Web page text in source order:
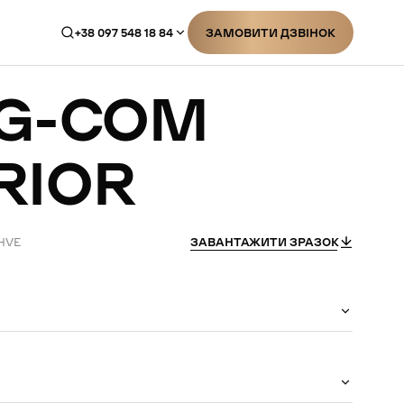
+38 097 548 18 84 ЗАМОВИТИ ДЗВІНОК
COM
ЗАВАНТАЖИТИ ЗРАЗОК